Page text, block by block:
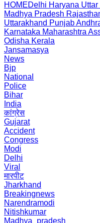
HOMEDelhi Haryana Uttar
Madhya Pradesh
Uttarakhand Punjab
Karnataka Maharashtra
Odisha Kerala
Jansamasya
News
Bjp
National
Police
Bihar
India
कांग्रेस
Gujarat
Accident
Congress
Modi
Delhi
Viral
मारपीट
Jharkhand
Breakingnews
Narendramodi
Nitishkumar
Madhya_pradesh